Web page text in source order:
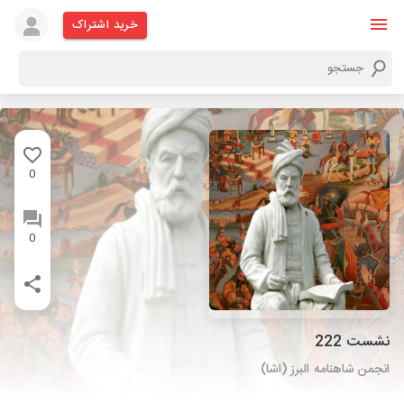
خرید اشتراک
0
0
نشست 222
انجمن شاهنامه البرز (اشا)